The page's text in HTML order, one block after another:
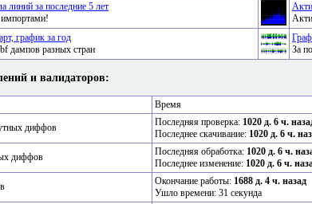
линий за последние 5 лет
график за год
дампов разных стран
За
и валидаторов:
Время
диффов Последняя проверка: 1020 д. 6 ч.
Последнее скачивание: 1020 д. 6 ч.
диффов Последняя обработка: 1020 д. 6 ч.
Последнее изменение: 1020 д. 6 ч.
Окончание работы: 1688 д. 4 ч. назад
Ушло времени: 31 секунда